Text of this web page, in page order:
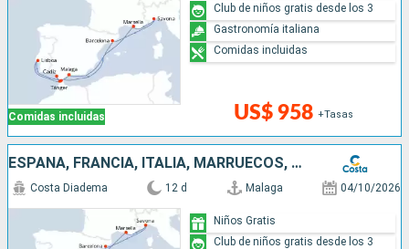
Comidas incluidas US$ 958 +Tasas
Club de niños gratis desde los 3
Gastronomía italiana
Comidas incluidas
ESPAÑA, FRANCIA, ITALIA, MARRUECOS, GIBRALTAR
Costa Diadema 12 d Malaga 04/10/2026
Niños Gratis
Club de niños gratis desde los 3